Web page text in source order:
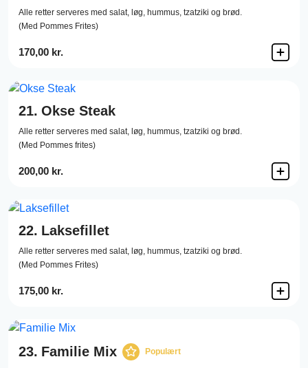
Alle retter serveres med salat, løg, hummus, tzatziki og brød.
(Med Pommes Frites)
170,00 kr.
21. Okse Steak
Alle retter serveres med salat, løg, hummus, tzatziki og brød.
(Med Pommes frites)
200,00 kr.
22. Laksefillet
Alle retter serveres med salat, løg, hummus, tzatziki og brød.
(Med Pommes Frites)
175,00 kr.
23. Familie Mix Populært